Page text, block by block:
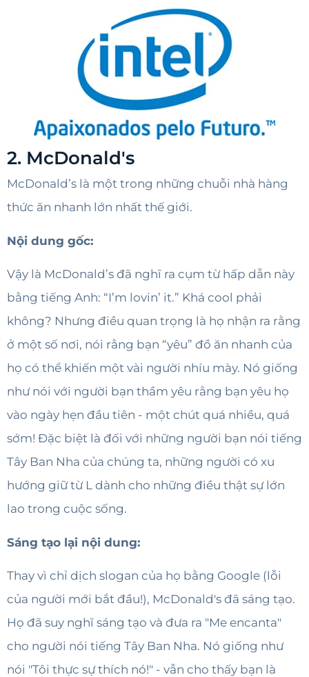
2. McDonald's
McDonald’s là một trong những chuỗi nhà hàng
thức ăn nhanh lớn nhất thế giới.
Nội dung gốc:
Vậy là McDonald’s đã nghĩ ra cụm từ hấp dẫn này
bằng tiếng Anh: “I’m lovin’ it.” Khá cool phải
không? Nhưng điều quan trọng là họ nhận ra rằng
ở một số nơi, nói rằng bạn “yêu” đồ ăn nhanh của
họ có thể khiến một vài người nhíu mày. Nó giống
như nói với người bạn thầm yêu rằng bạn yêu họ
vào ngày hẹn đầu tiên - một chút quá nhiều, quá
sớm! Đặc biệt là đối với những người bạn nói tiếng
Tây Ban Nha của chúng ta, những người có xu
hướng giữ từ L dành cho những điều thật sự lớn
lao trong cuộc sống.
Sáng tạo lại nội dung:
Thay vì chỉ dịch slogan của họ bằng Google (lỗi
của người mới bắt đầu!), McDonald's đã sáng tạo.
Họ đã suy nghĩ sáng tạo và đưa ra "Me encanta"
cho người nói tiếng Tây Ban Nha. Nó giống như
nói "Tôi thực sự thích nó!" - vẫn cho thấy bạn là